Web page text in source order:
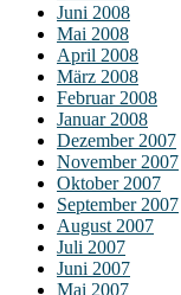
Juni 2008
Mai 2008
April 2008
März 2008
Februar 2008
Januar 2008
Dezember 2007
November 2007
Oktober 2007
September 2007
August 2007
Juli 2007
Juni 2007
Mai 2007